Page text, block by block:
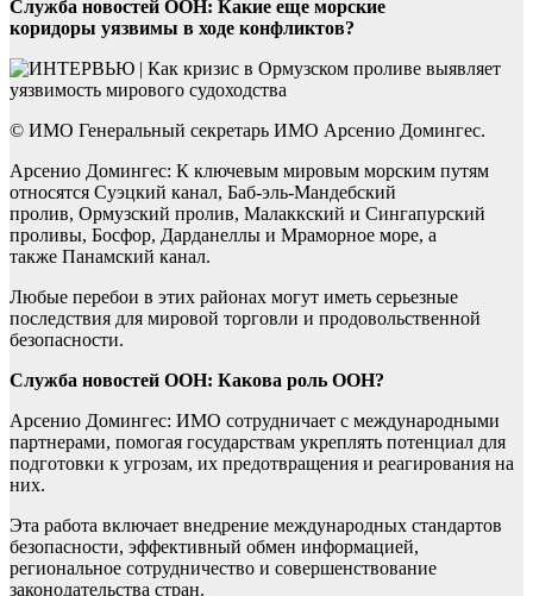
Служба новостей ООН: Какие еще морские
коридоры уязвимы в ходе конфликтов?
© ИМО Генеральный секретарь ИМО Арсенио Домингес.
Арсенио Домингес: К ключевым мировым морским путям
относятся Суэцкий канал, Баб-эль-Мандебский
пролив, Ормузский пролив, Малаккский и Сингапурский
проливы, Босфор, Дарданеллы и Мраморное море, а
также Панамский канал.
Любые перебои в этих районах могут иметь серьезные
последствия для мировой торговли и продовольственной
безопасности.
Служба новостей ООН: Какова роль ООН?
Арсенио Домингес: ИМО сотрудничает с международными
партнерами, помогая государствам укреплять потенциал для
подготовки к угрозам, их предотвращения и реагирования на
них.
Эта работа включает внедрение международных стандартов
безопасности, эффективный обмен информацией,
региональное сотрудничество и совершенствование
законодательства стран.